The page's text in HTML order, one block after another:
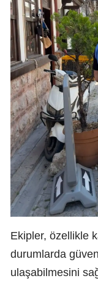
Ekipler, özellikle
durumlarda
ulaşabilmesini